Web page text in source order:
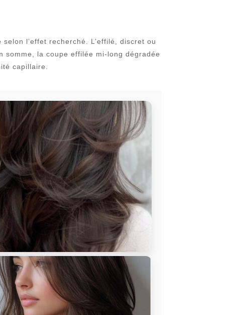
l’effet recherché. L’effilé, discret ou
somme, la coupe effilée mi-long dégradée
capillaire.